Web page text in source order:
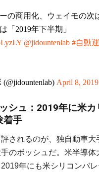
の商用化、ウェイモの次
2019年下半期」
@jidountenlab #自動
April 8, 2019
シュ：2019年に米カ
着手
されるのが、独自動車大
のボッシュだ。米半導体
年にも米シリコンバ